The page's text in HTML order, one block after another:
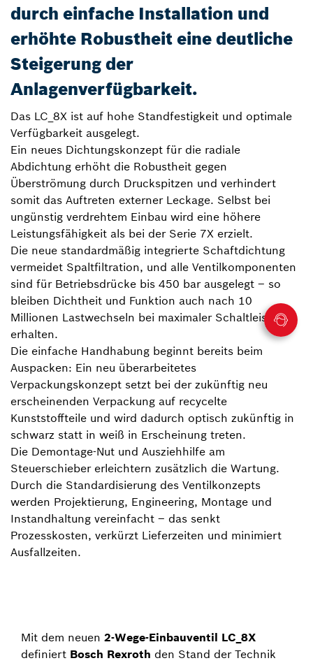
durch einfache Installation und
erhöhte Robustheit eine deutliche
Steigerung der
Anlagenverfügbarkeit.
Das LC_8X ist auf hohe Standfestigkeit und optimale
Verfügbarkeit ausgelegt.
Ein neues Dichtungskonzept für die radiale
Abdichtung erhöht die Robustheit gegen
Überströmung durch Druckspitzen und verhindert
somit das Auftreten externer Leckage. Selbst bei
ungünstig verdrehtem Einbau wird eine höhere
Leistungsfähigkeit als bei der Serie 7X erzielt.
Die neue standardmäßig integrierte Schaftdichtung
vermeidet Spaltfiltration, und alle Ventilkomponenten
sind für Betriebsdrücke bis 450 bar ausgelegt – so
bleiben Dichtheit und Funktion auch nach 10
Millionen Lastwechseln bei maximaler Schaltleistung
erhalten.
Die einfache Handhabung beginnt bereits beim
Auspacken: Ein neu überarbeitetes
Verpackungskonzept setzt bei der zukünftig neu
erscheinenden Verpackung auf recycelte
Kunststoffteile und wird dadurch optisch zukünftig in
schwarz statt in weiß in Erscheinung treten.
Die Demontage-Nut und Ausziehhilfe am
Steuerschieber erleichtern zusätzlich die Wartung.
Durch die Standardisierung des Ventilkonzepts
werden Projektierung, Engineering, Montage und
Instandhaltung vereinfacht – das senkt
Prozesskosten, verkürzt Lieferzeiten und minimiert
Ausfallzeiten.
Mit dem neuen 2-Wege-Einbauventil LC_8X
definiert Bosch Rexroth den Stand der Technik